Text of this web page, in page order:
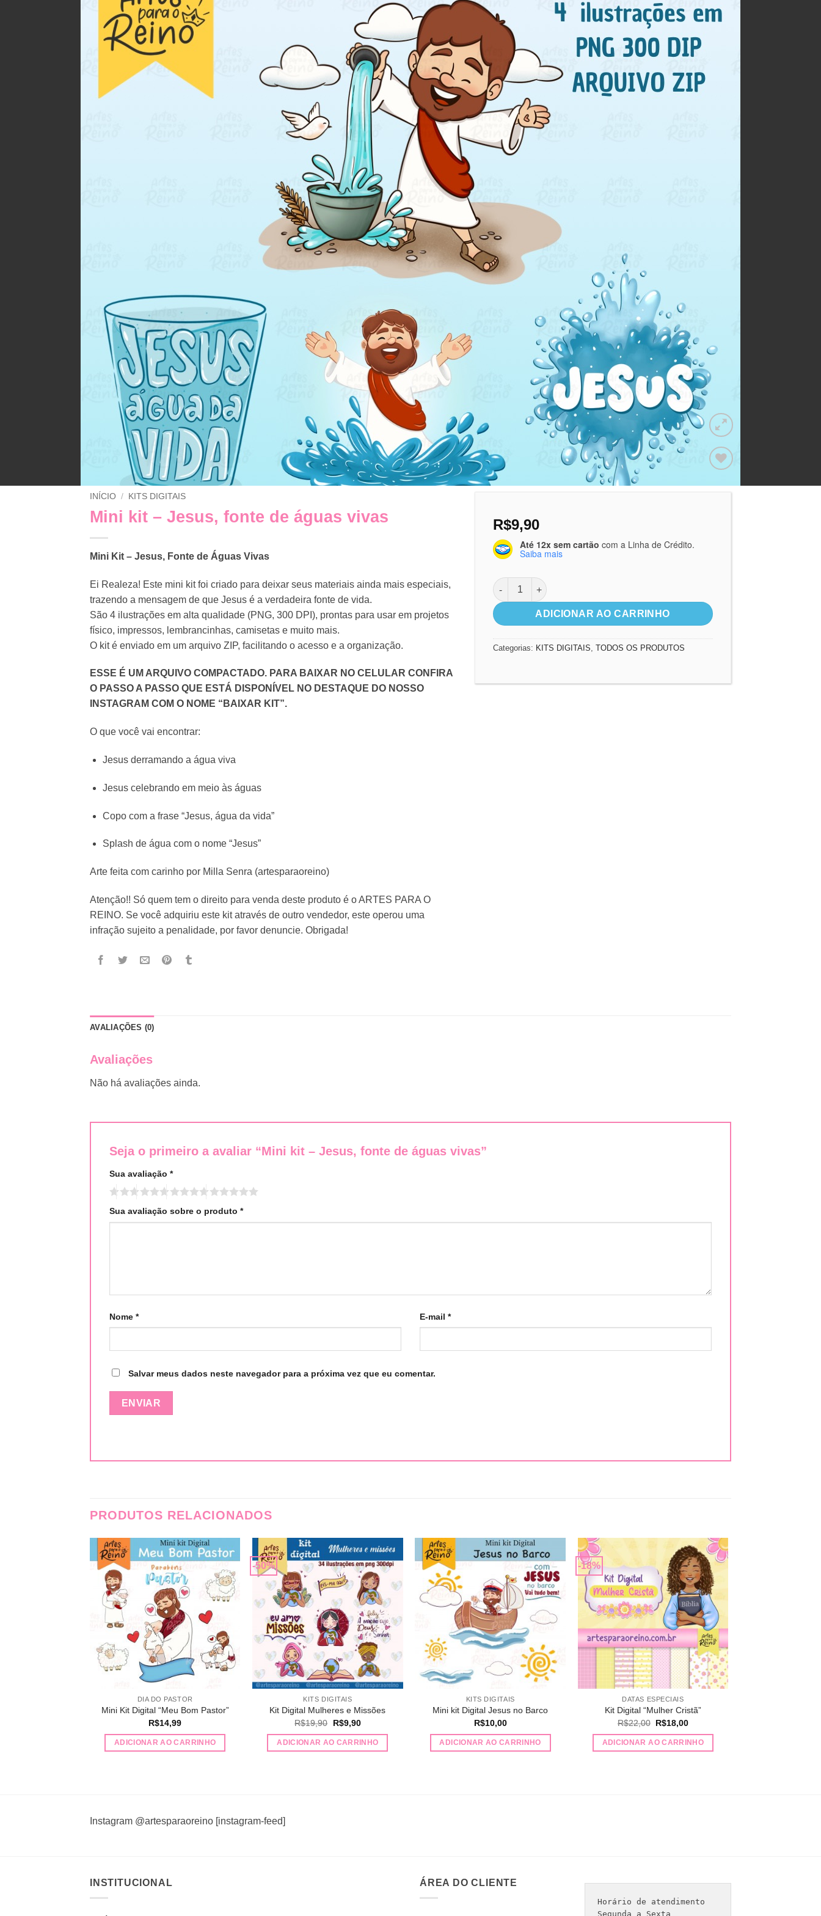
INÍCIO / KITS DIGITAIS
Mini kit – Jesus, fonte de águas vivas
Mini Kit – Jesus, Fonte de Águas Vivas
Ei Realeza! Este mini kit foi criado para deixar seus materiais ainda mais especiais,
trazendo a mensagem de que Jesus é a verdadeira fonte de vida.
São 4 ilustrações em alta qualidade (PNG, 300 DPI), prontas para usar em projetos
físico, impressos, lembrancinhas, camisetas e muito mais.
O kit é enviado em um arquivo ZIP, facilitando o acesso e a organização.
ESSE É UM ARQUIVO COMPACTADO. PARA BAIXAR NO CELULAR CONFIRA
O PASSO A PASSO QUE ESTÁ DISPONÍVEL NO DESTAQUE DO NOSSO
INSTAGRAM COM O NOME “BAIXAR KIT”.
O que você vai encontrar:
Jesus derramando a água viva
Jesus celebrando em meio às águas
Copo com a frase “Jesus, água da vida”
Splash de água com o nome “Jesus”
Arte feita com carinho por Milla Senra (artesparaoreino)
Atenção!! Só quem tem o direito para venda deste produto é o ARTES PARA O
REINO. Se você adquiriu este kit através de outro vendedor, este operou uma
infração sujeito a penalidade, por favor denuncie. Obrigada!
R$9,90
Até 12x sem cartão com a Linha de Crédito.
Saiba mais
Mini kit - Jesus, fonte de águas vivas quantidade
ADICIONAR AO CARRINHO
Categorias: KITS DIGITAIS TODOS OS PRODUTOS
AVALIAÇÕES (0)
Avaliações
Não há avaliações ainda.
Seja o primeiro a avaliar “Mini kit – Jesus, fonte de águas vivas”
Sua avaliação *
Sua avaliação sobre o produto *
Nome * E-mail *
Salvar meus dados neste navegador para a próxima vez que eu comentar.
PRODUTOS RELACIONADOS
Adicionar
a lista de
desejos
DIA DO PASTOR
Mini Kit Digital “Meu Bom Pastor”
R$14,99
ADICIONAR AO CARRINHO
-50%
Adicionar
a lista de
desejos
KITS DIGITAIS
Kit Digital Mulheres e Missões
R$19,90
O
original
era:
R$9,90O
atual
é:
ADICIONAR AO CARRINHO
Adicionar
a lista de
desejos
KITS DIGITAIS
Mini kit Digital Jesus no Barco
R$10,00
ADICIONAR AO CARRINHO
-18%
Adicionar
a lista de
desejos
DATAS ESPECIAIS
Kit Digital “Mulher Cristã”
R$22,00 O
original
era:
R$18,00O
atual
é:
ADICIONAR AO CARRINHO
Instagram @artesparaoreino [instagram-feed]
INSTITUCIONAL ÁREA DO CLIENTE
Horário de atendimento
Segunda a Sexta